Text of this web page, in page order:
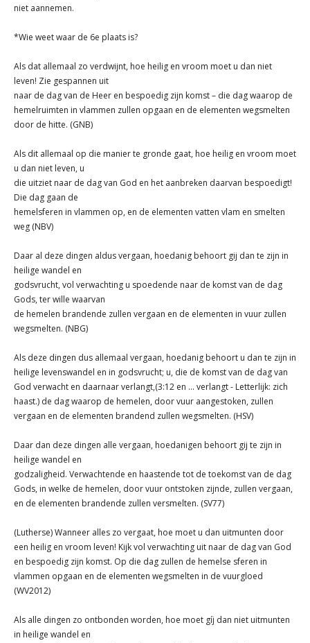
niet aannemen.
*Wie weet waar de 6e plaats is?
Als dat allemaal zo verdwijnt, hoe heilig en vroom moet u dan niet
leven! Zie gespannen uit
naar de dag van de Heer en bespoedig zijn komst – die dag waarop de
hemelruimten in vlammen zullen opgaan en de elementen wegsmelten
door de hitte. (GNB)
Als dit allemaal op die manier te gronde gaat, hoe heilig en vroom moet
u dan niet leven, u
die uitziet naar de dag van God en het aanbreken daarvan bespoedigt!
Die dag gaan de
hemelsferen in vlammen op, en de elementen vatten vlam en smelten
weg (NBV)
Daar al deze dingen aldus vergaan, hoedanig behoort gij dan te zijn in
heilige wandel en
godsvrucht, vol verwachting u spoedende naar de komst van de dag
Gods, ter wille waarvan
de hemelen brandende zullen vergaan en de elementen in vuur zullen
wegsmelten. (NBG)
Als deze dingen dus allemaal vergaan, hoedanig behoort u dan te zijn in
heilige levenswandel en in godsvrucht; u, die de komst van de dag van
God verwacht en daarnaar verlangt,(3:12 en ... verlangt - Letterlijk: zich
haast.) de dag waarop de hemelen, door vuur aangestoken, zullen
vergaan en de elementen brandend zullen wegsmelten. (HSV)
Daar dan deze dingen alle vergaan, hoedanigen behoort gij te zijn in
heilige wandel en
godzaligheid. Verwachtende en haastende tot de toekomst van de dag
Gods, in welke de hemelen, door vuur ontstoken zijnde, zullen vergaan,
en de elementen brandende zullen versmelten. (SV77)
(Lutherse) Wanneer alles zo vergaat, hoe moet u dan uitmunten door
een heilig en vroom leven! Kijk vol verwachting uit naar de dag van God
en bespoedig zijn komst. Op die dag zullen de hemelse sferen in
vlammen opgaan en de elementen wegsmelten in de vuurgloed
(WV2012)
Als alle dingen zo ontbonden worden, hoe moet gíj dan niet uitmunten
in heilige wandel en